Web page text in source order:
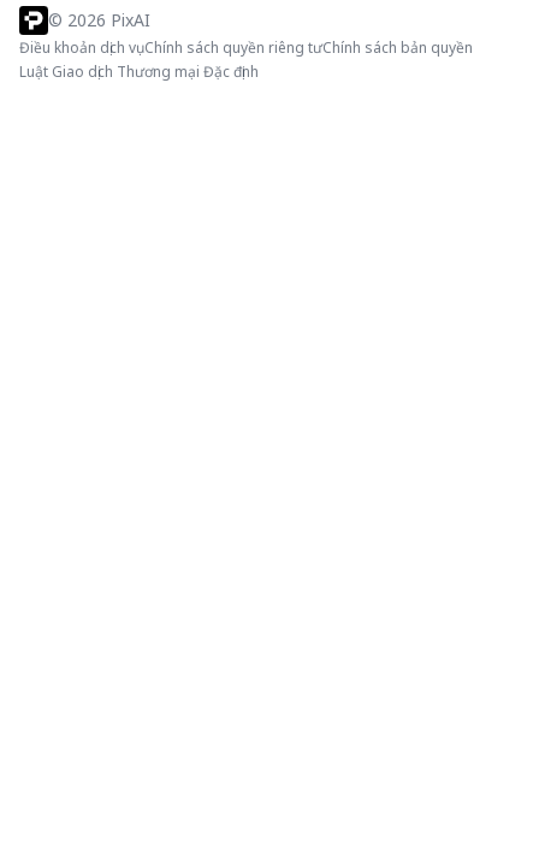
© 2026 PixAI
Điều khoản dịch vụChính sách quyền riêng tưChính sách bản quyền
Luật Giao dịch Thương mại Đặc định